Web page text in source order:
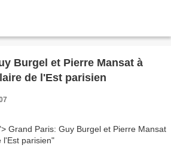
Burgel et Pierre Mansat à
de l'Est parisien